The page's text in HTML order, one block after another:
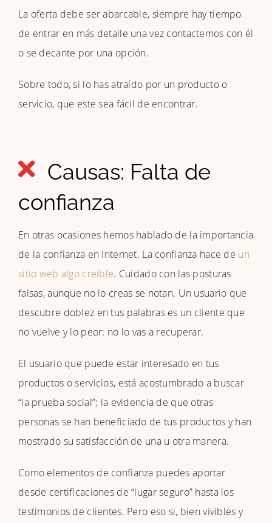
La oferta debe ser abarcable, siempre hay tiempo
de entrar en más detalle una vez contactemos con él
o se decante por una opción.
Sobre todo, si lo has atraído por un producto o
servicio, que este sea fácil de encontrar.
Causas: Falta de
confianza
En otras ocasiones hemos hablado de la importancia
de la confianza en Internet. La confianza hace de un
sitio web algo creíble. Cuidado con las posturas
falsas, aunque no lo creas se notan. Un usuario que
descubre doblez en tus palabras es un cliente que
no vuelve y lo peor: no lo vas a recuperar.
El usuario que puede estar interesado en tus
productos o servicios, está acostumbrado a buscar
“la prueba social”; la evidencia de que otras
personas se han beneficiado de tus productos y han
mostrado su satisfacción de una u otra manera.
Como elementos de confianza puedes aportar
desde certificaciones de “lugar seguro” hasta los
testimonios de clientes. Pero eso si, bien vivibles y